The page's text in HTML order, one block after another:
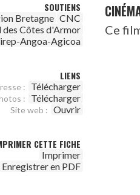
SOUTIENS
Bretagne CNC
Côtes d'Armor
Angoa-Agicoa
LIENS
: Télécharger
: Télécharger
Site web : Ouvrir
CETTE FICHE
Imprimer
Enregistrer en PDF
Ce